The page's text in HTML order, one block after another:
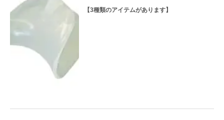
【3種類のアイテムがあります】